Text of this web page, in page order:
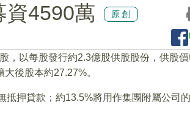
資4590萬 原創
，以每股發行約2.3億股供股股份，供股
後股本約27.27%。
押貸款；約13.5%將用作集團附屬公司